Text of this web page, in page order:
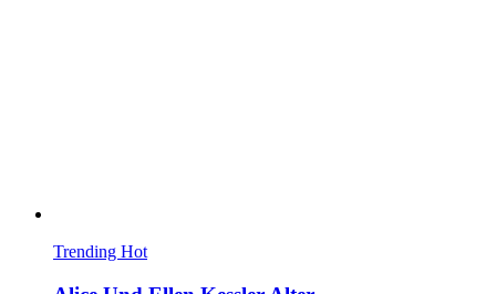
Trending Hot